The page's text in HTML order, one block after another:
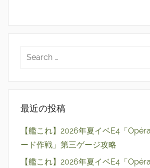
最近の投稿
【艦これ】2026年夏イベE4「
ード作戦」第三ゲージ攻略
【艦これ】2026年夏イベE4「